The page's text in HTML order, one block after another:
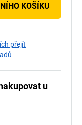
KOŠÍKU
přejít
u